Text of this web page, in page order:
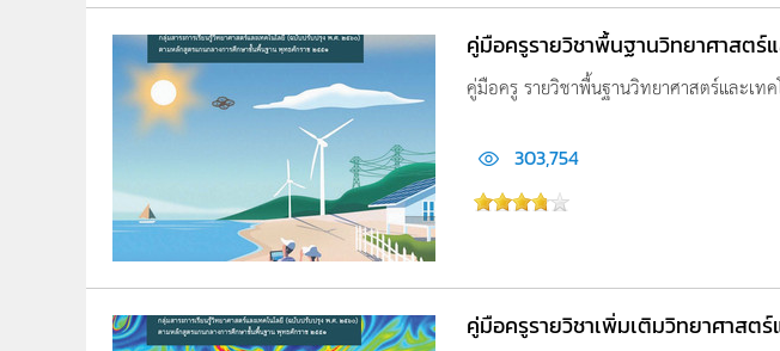
คู่มือครูรายวิชาพื้นฐานวิทยาศาสตร์
คู่มือครู รายวิชาพื้นฐานวิทยาศาสตร์และเ
303,754
คู่มือครูรายวิชาเพิ่มเติมวิทยาศาสต